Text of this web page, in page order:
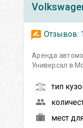
Отзывов:
Аренда
Универсал в
тип
мест